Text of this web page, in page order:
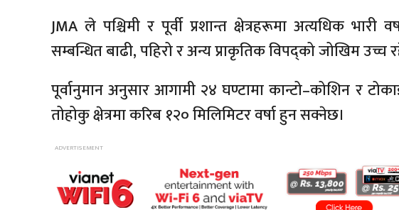
JMA ले पश्चिमी र पूर्वी प्रशान्त क्षेत्रहरूमा अत्यधिक भारी
सम्बन्धित बाढी, पहिरो र अन्य प्राकृतिक विपद्को जोखिम उच्च
पूर्वानुमान अनुसार आगामी २४ घण्टामा कान्टो–कोशिन र
तोहोकु क्षेत्रमा करिब १२० मिलिमिटर वर्षा हुन सक्नेछ।